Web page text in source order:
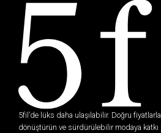
5fil’de lüks daha ulaşılabilir. Doğru
dönüştürün ve sürdürülebilir modaya katkı